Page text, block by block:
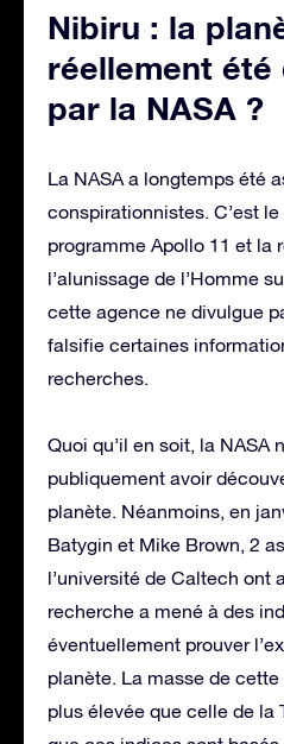
Nibiru : la
réellement été
par la NASA ?
La NASA a longtemps été
conspirationnistes. C’est
programme Apollo 11 et la
l’alunissage de l’Homme
cette agence ne divulgue
falsifie certaines
recherches.
Quoi qu’il en soit, la NASA
publiquement avoir
planète. Néanmoins, en
Batygin et Mike Brown, 2
l’université de Caltech ont
recherche a mené à des
éventuellement prouver
planète. La masse de
plus élevée que celle de la